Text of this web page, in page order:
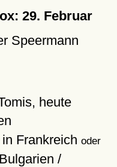
29. Februar
Speermann
heute
Frankreich oder
/